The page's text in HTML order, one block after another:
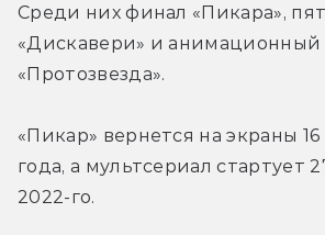
Среди них финал «Пикара»,
«Дискавери» и анимационный
«Протозвезда».
«Пикар» вернется на экраны
года, а мультсериал стартует
2022-го.